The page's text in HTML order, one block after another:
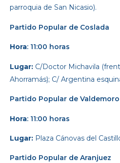
parroquia de San Nicasio).
Partido Popular de Coslada
Hora: 11:00 horas
Lugar: C/Doctor Michavila
Ahorramás); C/ Argentina
Partido Popular de Valdemoro
Hora: 11:00 horas
Lugar: Plaza Cánovas del
Partido Popular de Aranjuez